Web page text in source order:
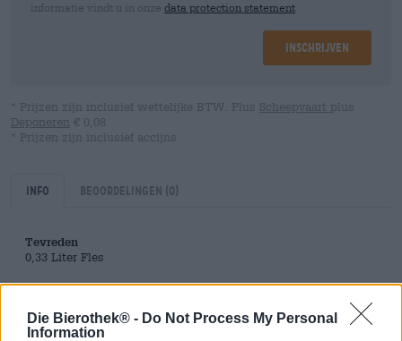
Die Bierothek® - Do Not Process My Personal
Information
informatie vindt u in onze data protection statement
Inschrijven
* Prijzen zijn inclusief wettelijke BTW. Plus Scheepvaart plus
Deponeren € 0,08
* Prijzen zijn inclusief accijns
Info Beoordelingen (0)
Tevreden
0,33 Liter Fles
Heineken Italia